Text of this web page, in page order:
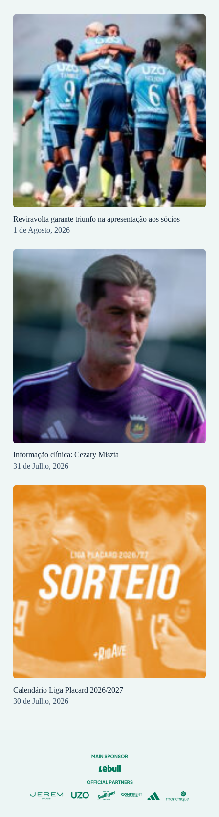
Reviravolta garante triunfo na apresentação aos sócios
1 de Agosto, 2026
Informação clínica: Cezary Miszta
31 de Julho, 2026
Calendário Liga Placard 2026/2027
30 de Julho, 2026